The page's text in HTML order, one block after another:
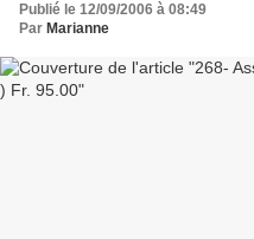
Publié le 12/09/2006 à 08:49
Par Marianne